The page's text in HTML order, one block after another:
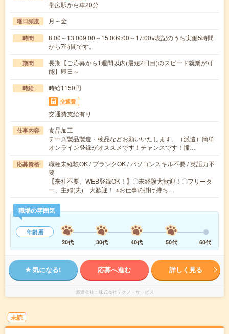
帯広駅から車20分
曜日頻度 月～金
時間
8:00～13:009:00～15:009:00～17:00※表記のうち実働5時間
から7時間です。
期間
長期【ご応募から1週間以内(最短2日目)のスピード就業が可
能】即日～
時給 時給1150円
交通費
交通費支給有り
仕事内容
食品加工
チーズ製品製造・検品などお願いいたします。（派遣）簡単
オンライン登録がオススメです！チャンスです！憧…
応募資格
職種未経験OK / ブランクOK / パソコンスキル不要 / 英語力不
要
【来社不要、WEB登録OK！】〇未経験大歓迎！〇フリータ
ー、主婦(夫) 大歓迎！ ※お仕事の掛け持ち…
職場の雰囲気
年齢層
20代
30代 40代 50代 60代
気になる! 応募へ進む 詳しく見る
派遣会社 株式会社テクノ・サービス
未読